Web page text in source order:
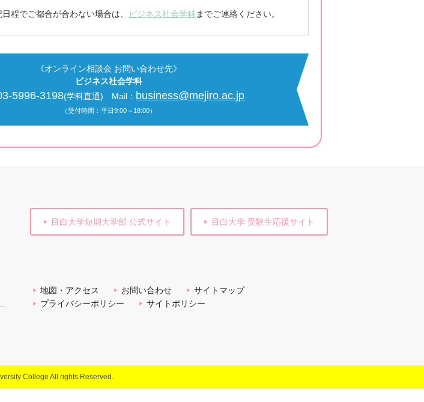
日程でご都合が合わない場合は、 ビジネス社会学科までご連絡ください。
《オンライン相談会 お問い合わせ先》
ビジネス社会学科
5996-3198(学科直通) Mail： business@mejiro.ac.jp
（受付時間：平日9:00～18:00）
目白大学短期大学部 公式サイト 目白大学 受験生応援サイト
地図・アクセス お問い合わせ
サイトマップ
プライバシーポリシー
サイトポリシー
College All rights Reserved.